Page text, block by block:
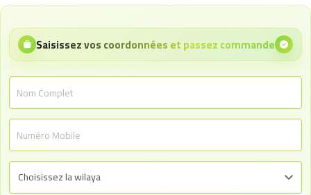
Saisissez vos coordonnées et passez commande